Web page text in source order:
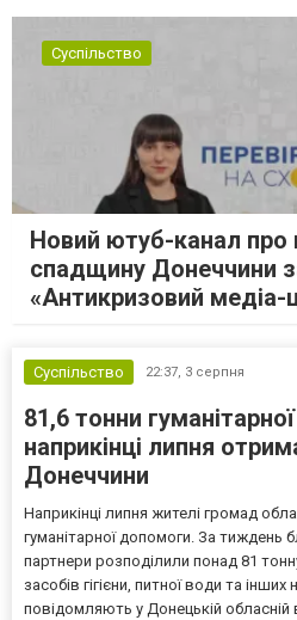
Суспільство
Новий ютуб-канал про
спадщину Донеччини
«Антикризовий медіа-
Суспільство 22:37, 3 серпня
81,6 тонни
наприкінці липня
Донеччини
Наприкінці липня жителі громад
гуманітарної допомоги. За тиждень
партнери розподілили понад 81
засобів гігієни, питної води та
повідомляють у Донецькій обласній